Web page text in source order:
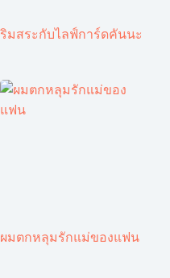
ริมสระกับไลฟ์การ์ดคันนะ
ผมตกหลุมรักแม่ของแฟน